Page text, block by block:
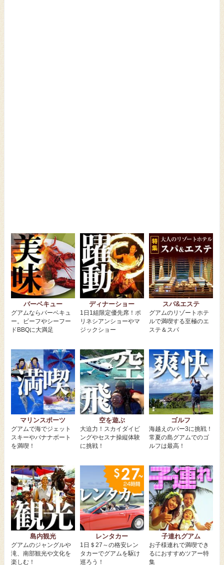
バーベキュー
グアムならバーベキュ
ー。ビーフやシーフー
ドBBQに大満足
ディナーショー
1日1組限定優先席！ポ
リネシアンショーやマ
ジックショー
スパ&エステ
グアムのリゾートホテ
ルで満喫する至極のエ
ステ＆スパ
マリンスポーツ
グアムで海でジェット
スキーやバナナボート
を満喫！
空を遊ぶ
大迫力！スカイダイビ
ングやセスナ操縦体験
に挑戦！
ゴルフ
海越えのパー3に挑戦！
常夏の島グアムでのゴ
ルフは最高！
島内観光
グアムのジャングルや
滝、南部観光や文化を
楽しむ！
レンタカー
1日＄27～の格安レン
タカーでグアムを駆け
巡ろう！
子連れグアム
お子様連れで満喫でき
るにおすすめツアー特
集